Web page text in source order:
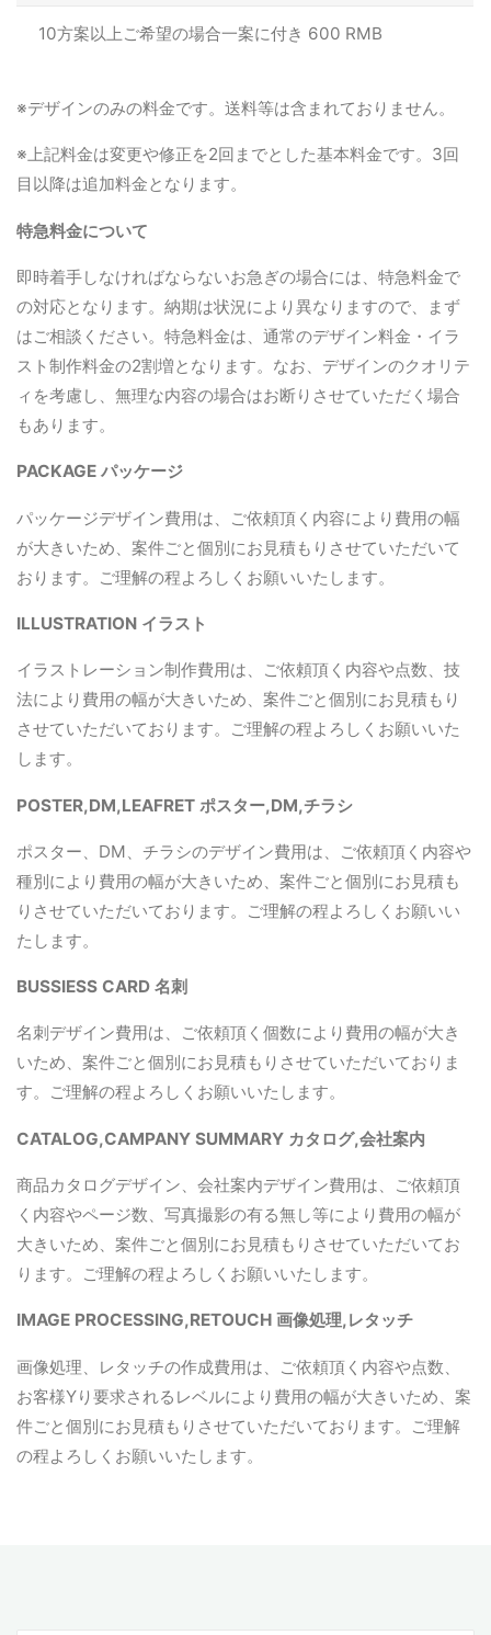
10方案以上ご希望の場合一案に付き 600 RMB
※デザインのみの料金です。送料等は含まれておりません。
※上記料金は変更や修正を2回までとした基本料金です。3回
目以降は追加料金となります。
特急料金について
即時着手しなければならないお急ぎの場合には、特急料金で
の対応となります。納期は状況により異なりますので、まず
はご相談ください。特急料金は、通常のデザイン料金・イラ
スト制作料金の2割増となります。なお、デザインのクオリテ
ィを考慮し、無理な内容の場合はお断りさせていただく場合
もあります。
PACKAGE パッケージ
パッケージデザイン費用は、ご依頼頂く内容により費用の幅
が大きいため、案件ごと個別にお見積もりさせていただいて
おります。ご理解の程よろしくお願いいたします。
ILLUSTRATION イラスト
イラストレーション制作費用は、ご依頼頂く内容や点数、技
法により費用の幅が大きいため、案件ごと個別にお見積もり
させていただいております。ご理解の程よろしくお願いいた
します。
POSTER,DM,LEAFRET ポスター,DM,チラシ
ポスター、DM、チラシのデザイン費用は、ご依頼頂く内容や
種別により費用の幅が大きいため、案件ごと個別にお見積も
りさせていただいております。ご理解の程よろしくお願いい
たします。
BUSSIESS CARD 名刺
名刺デザイン費用は、ご依頼頂く個数により費用の幅が大き
いため、案件ごと個別にお見積もりさせていただいておりま
す。ご理解の程よろしくお願いいたします。
CATALOG,CAMPANY SUMMARY カタログ,会社案内
商品カタログデザイン、会社案内デザイン費用は、ご依頼頂
く内容やページ数、写真撮影の有る無し等により費用の幅が
大きいため、案件ごと個別にお見積もりさせていただいてお
ります。ご理解の程よろしくお願いいたします。
IMAGE PROCESSING,RETOUCH 画像処理,レタッチ
画像処理、レタッチの作成費用は、ご依頼頂く内容や点数、
お客様Yり要求されるレベルにより費用の幅が大きいため、案
件ごと個別にお見積もりさせていただいております。ご理解
の程よろしくお願いいたします。